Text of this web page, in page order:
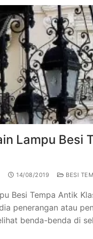
Lampu Besi
14/08/2019 BESI
Besi Tempa Antik
penerangan atau
benda-benda di